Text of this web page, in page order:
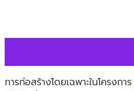
การก่อสร้างโดยเฉพาะในโครงการ